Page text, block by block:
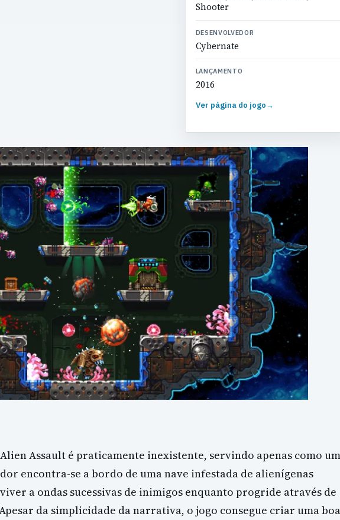
Shooter
DESENVOLVEDOR
Cybernate
LANÇAMENTO
2016
Ver página do jogo→
Assault é praticamente inexistente, servindo apenas como um
encontra-se a bordo de uma nave infestada de alienígenas
a ondas sucessivas de inimigos enquanto progride através de
da simplicidade da narrativa, o jogo consegue criar uma boa